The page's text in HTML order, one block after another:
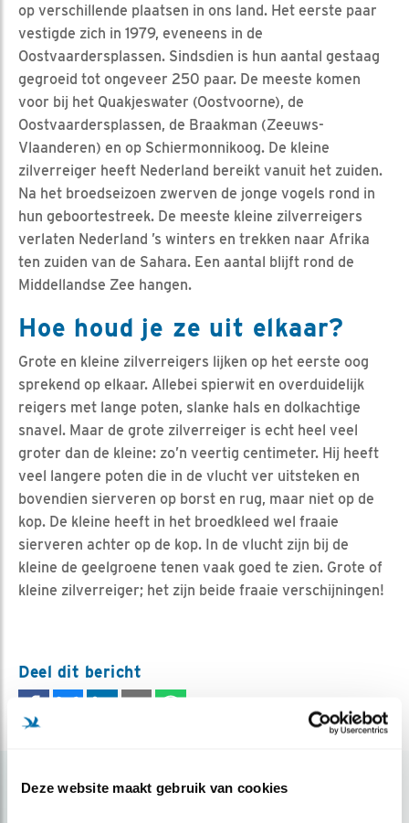
Deze website maakt gebruik van cookies
op verschillende plaatsen in ons land. Het eerste paar
vestigde zich in 1979, eveneens in de
Oostvaardersplassen. Sindsdien is hun aantal gestaag
gegroeid tot ongeveer 250 paar. De meeste komen
voor bij het Quakjeswater (Oostvoorne), de
Oostvaardersplassen, de Braakman (Zeeuws-
Vlaanderen) en op Schiermonnikoog. De kleine
zilverreiger heeft Nederland bereikt vanuit het zuiden.
Na het broedseizoen zwerven de jonge vogels rond in
hun geboortestreek. De meeste kleine zilverreigers
verlaten Nederland ’s winters en trekken naar Afrika
ten zuiden van de Sahara. Een aantal blijft rond de
Middellandse Zee hangen.
Hoe houd je ze uit elkaar?
Grote en kleine zilverreigers lijken op het eerste oog
sprekend op elkaar. Allebei spierwit en overduidelijk
reigers met lange poten, slanke hals en dolkachtige
snavel. Maar de grote zilverreiger is echt heel veel
groter dan de kleine: zo’n veertig centimeter. Hij heeft
veel langere poten die in de vlucht ver uitsteken en
bovendien sierveren op borst en rug, maar niet op de
kop. De kleine heeft in het broedkleed wel fraaie
sierveren achter op de kop. In de vlucht zijn bij de
kleine de geelgroene tenen vaak goed te zien. Grote of
kleine zilverreiger; het zijn beide fraaie verschijningen!
Deel dit bericht
Populair